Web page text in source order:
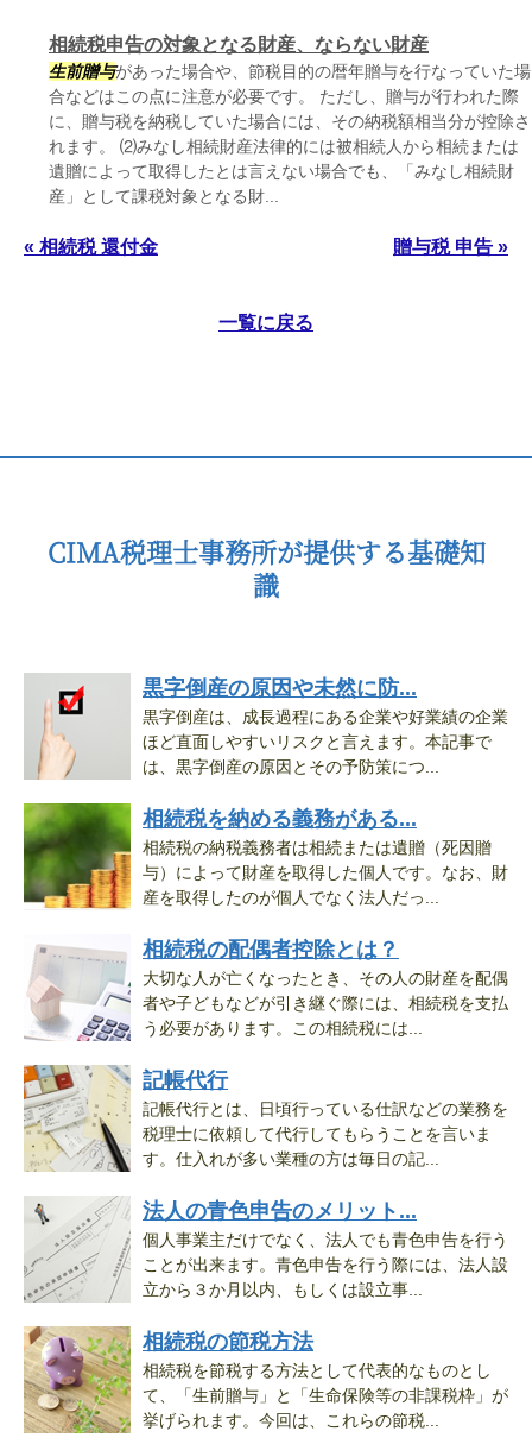
相続税申告の対象となる財産、ならない財産
生前贈与があった場合や、節税目的の暦年贈与を行なっていた場
合などはこの点に注意が必要です。 ただし、贈与が行われた際
に、贈与税を納税していた場合には、その納税額相当分が控除さ
れます。 ⑵みなし相続財産法律的には被相続人から相続または
遺贈によって取得したとは言えない場合でも、「みなし相続財
産」として課税対象となる財...
« 相続税 還付金 贈与税 申告 »
一覧に戻る
CIMA税理士事務所が提供する基礎知
識
黒字倒産の原因や未然に防...
黒字倒産は、成長過程にある企業や好業績の企業
ほど直面しやすいリスクと言えます。本記事で
は、黒字倒産の原因とその予防策につ...
相続税を納める義務がある...
相続税の納税義務者は相続または遺贈（死因贈
与）によって財産を取得した個人です。なお、財
産を取得したのが個人でなく法人だっ...
相続税の配偶者控除とは？
大切な人が亡くなったとき、その人の財産を配偶
者や子どもなどが引き継ぐ際には、相続税を支払
う必要があります。この相続税には...
記帳代行
記帳代行とは、日頃行っている仕訳などの業務を
税理士に依頼して代行してもらうことを言いま
す。仕入れが多い業種の方は毎日の記...
法人の青色申告のメリット...
個人事業主だけでなく、法人でも青色申告を行う
ことが出来ます。青色申告を行う際には、法人設
立から３か月以内、もしくは設立事...
相続税の節税方法
相続税を節税する方法として代表的なものとし
て、「生前贈与」と「生命保険等の非課税枠」が
挙げられます。今回は、これらの節税...